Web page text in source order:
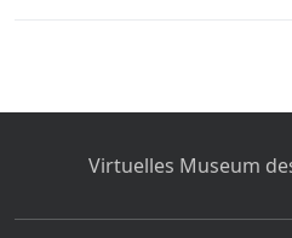
Virtuelles Museum